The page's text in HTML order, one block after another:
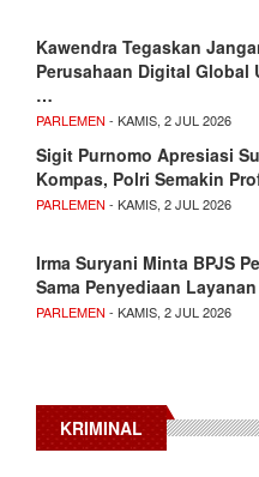
Kawendra Tegaskan
Perusahaan Digital Global
…
PARLEMEN - KAMIS, 2 JUL 2026
Sigit Purnomo Apresiasi
Kompas, Polri Semakin
PARLEMEN - KAMIS, 2 JUL 2026
Irma Suryani Minta BPJS
Sama Penyediaan
PARLEMEN - KAMIS, 2 JUL 2026
KRIMINAL